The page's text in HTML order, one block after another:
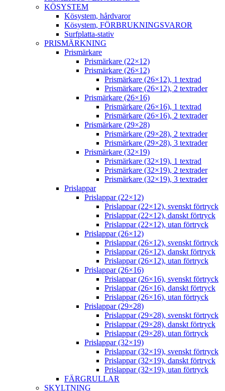
KÖSYSTEM
Kösystem, hårdvaror
Kösystem, FÖRBRUKNINGSVAROR
Surfplatta-stativ
PRISMÄRKNING
Prismärkare
Prismärkare (22×12)
Prismärkare (26×12)
Prismärkare (26×12), 1 textrad
Prismärkare (26×12), 2 textrader
Prismärkare (26×16)
Prismärkare (26×16), 1 textrad
Prismärkare (26×16), 2 textrader
Prismärkare (29×28)
Prismärkare (29×28), 2 textrader
Prismärkare (29×28), 3 textrader
Prismärkare (32×19)
Prismärkare (32×19), 1 textrad
Prismärkare (32×19), 2 textrader
Prismärkare (32×19), 3 textrader
Prislappar
Prislappar (22×12)
Prislappar (22×12), svenskt förtryck
Prislappar (22×12), danskt förtryck
Prislappar (22×12), utan förtryck
Prislappar (26×12)
Prislappar (26×12), svenskt förtryck
Prislappar (26×12), danskt förtryck
Prislappar (26×12), utan förtryck
Prislappar (26×16)
Prislappar (26×16), svenskt förtryck
Prislappar (26×16), danskt förtryck
Prislappar (26×16), utan förtryck
Prislappar (29×28)
Prislappar (29×28), svenskt förtryck
Prislappar (29×28), danskt förtryck
Prislappar (29×28), utan förtryck
Prislappar (32×19)
Prislappar (32×19), svenskt förtryck
Prislappar (32×19), danskt förtryck
Prislappar (32×19), utan förtryck
FÄRGRULLAR
SKYLTNING